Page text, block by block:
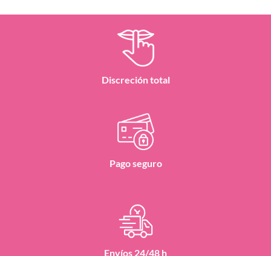
Discreción total
Pago seguro
Envíos 24/48 h